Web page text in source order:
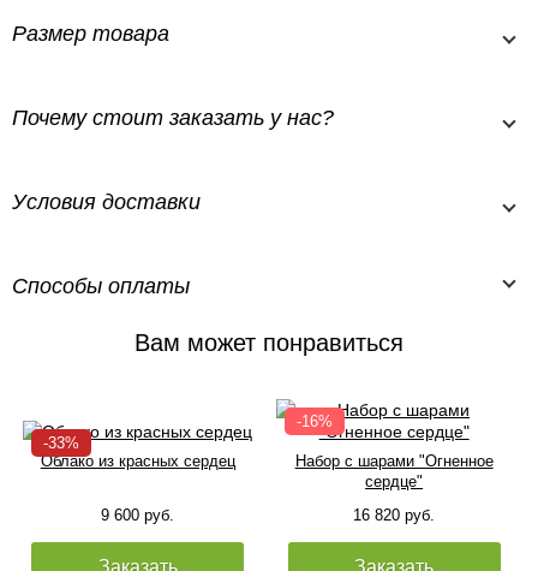
Размер товара
Почему стоит заказать у нас?
Условия доставки
Способы оплаты
Вам может понравиться
Облако из красных сердец
9 600 руб.
Заказать
Набор с шарами "Огненное
сердце"
16 820 руб.
Заказать